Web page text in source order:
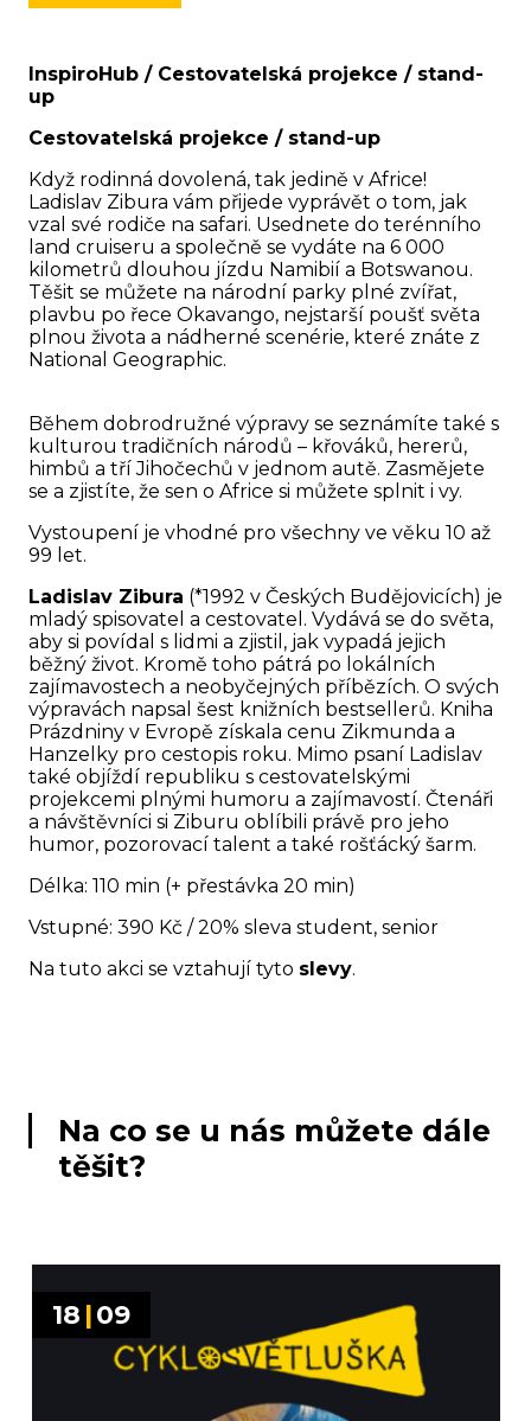
InspiroHub / Cestovatelská projekce / stand-
up
Cestovatelská projekce / stand-up
Když rodinná dovolená, tak jedině v Africe!
Ladislav Zibura vám přijede vyprávět o tom, jak
vzal své rodiče na safari. Usednete do terénního
land cruiseru a společně se vydáte na 6 000
kilometrů dlouhou jízdu Namibií a Botswanou.
Těšit se můžete na národní parky plné zvířat,
plavbu po řece Okavango, nejstarší poušť světa
plnou života a nádherné scenérie, které znáte z
National Geographic.
Během dobrodružné výpravy se seznámíte také s
kulturou tradičních národů – křováků, hererů,
himbů a tří Jihočechů v jednom autě. Zasmějete
se a zjistíte, že sen o Africe si můžete splnit i vy.
Vystoupení je vhodné pro všechny ve věku 10 až
99 let.
Ladislav Zibura (*1992 v Českých Budějovicích) je
mladý spisovatel a cestovatel. Vydává se do světa,
aby si povídal s lidmi a zjistil, jak vypadá jejich
běžný život. Kromě toho pátrá po lokálních
zajímavostech a neobyčejných příbězích. O svých
výpravách napsal šest knižních bestsellerů. Kniha
Prázdniny v Evropě získala cenu Zikmunda a
Hanzelky pro cestopis roku. Mimo psaní Ladislav
také objíždí republiku s cestovatelskými
projekcemi plnými humoru a zajímavostí. Čtenáři
a návštěvníci si Ziburu oblíbili právě pro jeho
humor, pozorovací talent a také rošťácký šarm.
Délka: 110 min (+ přestávka 20 min)
Vstupné: 390 Kč / 20% sleva student, senior
Na tuto akci se vztahují tyto slevy.
Na co se u nás můžete dále
těšit?
18 |09